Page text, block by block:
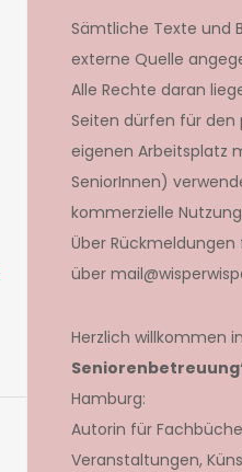
Sämtliche Texte und
externe Quelle
Alle Rechte daran
Seiten dürfen für
eigenen Arbeitsplatz
SeniorInnen)
kommerzielle
Über
über
Herzlich willkommen
Hamburg:
Autorin für
Veranstaltungen,